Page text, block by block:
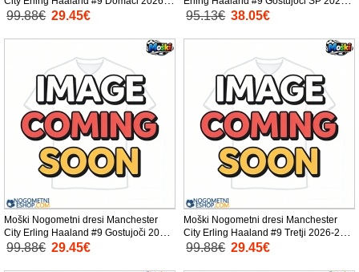
27 Kratek Rokav
99.88€ 29.45€
Kratek Rokav
95.13€ 38.05€
Moški Nogometni dresi Manchester
City Erling Haaland #9 Gostujoči 2026-
27 Kratek Rokav
99.88€ 29.45€
Moški Nogometni dresi Manchester
City Erling Haaland #9 Tretji 2026-27
Kratek Rokav
99.88€ 29.45€